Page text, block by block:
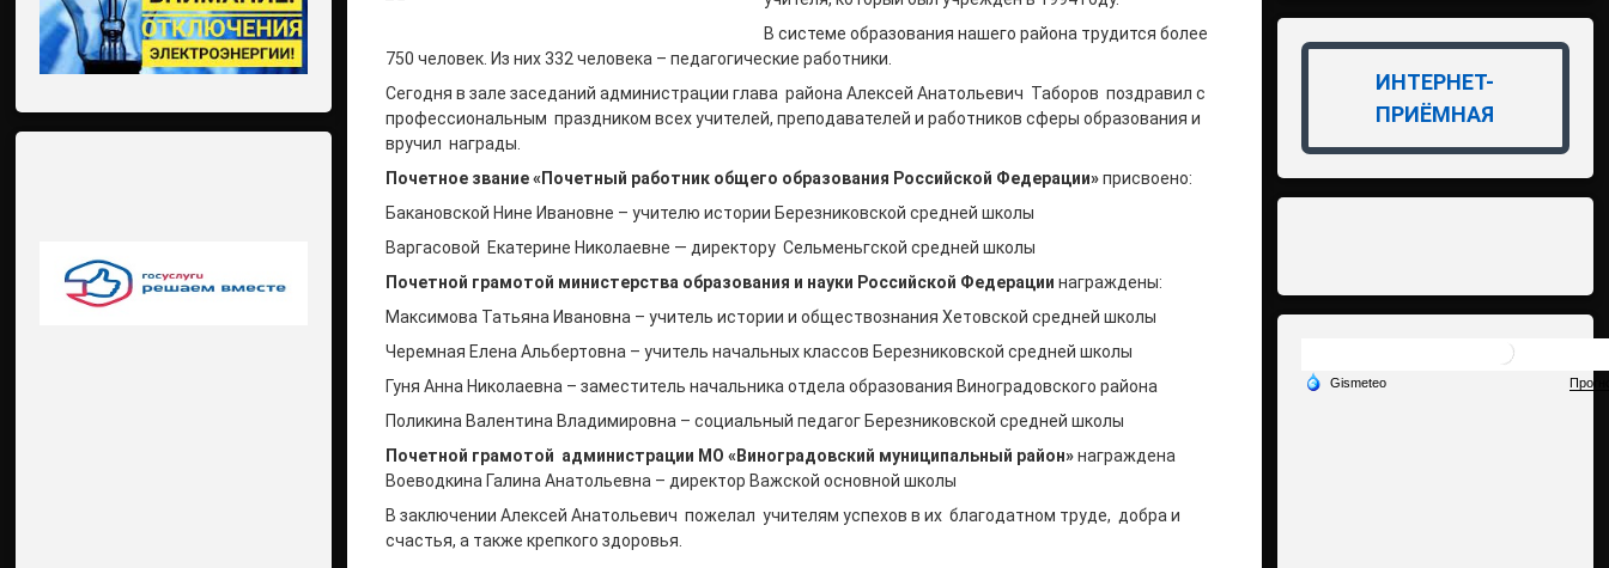
В системе образования нашего района трудится более
750 человек. Из них 332 человека – педагогические работники.
Сегодня в зале заседаний администрации глава района Алексей Анатольевич Таборов поздравил с
профессиональным праздником всех учителей, преподавателей и работников сферы образования и
вручил награды.
Почетное звание «Почетный работник общего образования Российской Федерации»присвоено:
Бакановской Нине Ивановне – учителю истории Березниковской средней школы
Варгасовой Екатерине Николаевне — директору Сельменьгской средней школы
Почетной грамотой министерства образования и науки Российской Федерации награждены:
Максимова Татьяна Ивановна – учитель истории и обществознания Хетовской средней школы
Черемная Елена Альбертовна – учитель начальных классов Березниковской средней школы
Гуня Анна Николаевна – заместитель начальника отдела образования Виноградовского района
Поликина Валентина Владимировна – социальный педагог Березниковской средней школы
Почетной грамотой администрации МО «Виноградовский муниципальный район»награждена
Воеводкина Галина Анатольевна – директор Важской основной школы
В заключении Алексей Анатольевич пожелал учителям успехов в их благодатном труде, добра и
счастья, а также крепкого здоровья.
ИНТЕРНЕТ-
ПРИЁМНАЯ